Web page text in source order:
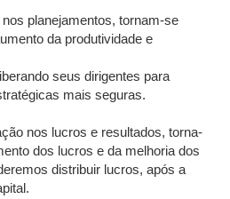
planejamentos, tornam-se
da produtividade e
seus dirigentes para
mais seguras.
nos lucros e resultados, torna-
dos lucros e da melhoria dos
distribuir lucros, após a